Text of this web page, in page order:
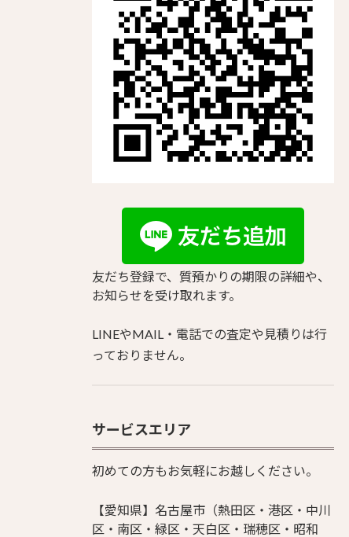
友だち登録で、質預かりの期限の詳細や、
お知らせを受け取れます。
LINEやMAIL・電話での査定や見積りは行
っておりません。
サービスエリア
初めての方もお気軽にお越しください。
【愛知県】名古屋市（熱田区・港区・中川
区・南区・緑区・天白区・瑞穂区・昭和